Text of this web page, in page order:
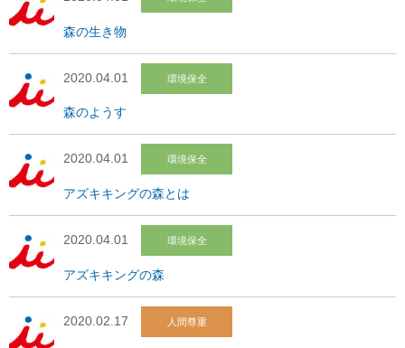
森の生き物
2020.04.01 環境保全
森のようす
2020.04.01 環境保全
アズキキングの森とは
2020.04.01 環境保全
アズキキングの森
2020.02.17 人間尊重